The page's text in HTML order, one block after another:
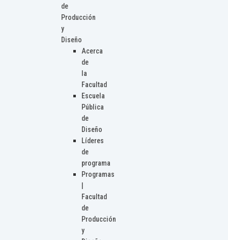
de
Producción
y
Diseño
Acerca
de
la
Facultad
Escuela
Pública
de
Diseño
Líderes
de
programa
Programas
Facultad
de
Producción
y